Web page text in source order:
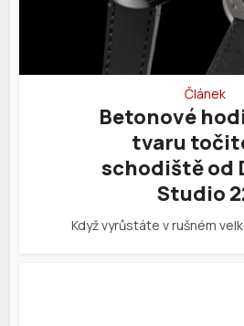
Článek
Betonové
tvaru
schodiště od
Studio
Když vyrůstáte v rušném